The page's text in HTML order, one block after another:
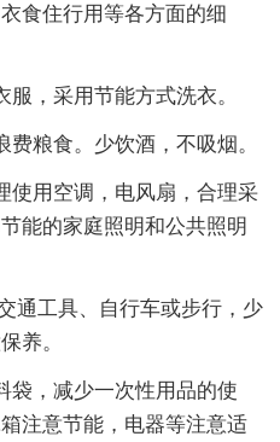
食住行用等各方面的细
，采用节能方式洗衣。
粮食。少饮酒，不吸烟。
使用空调，电风扇，合理采
能的家庭照明和公共照明
通工具、自行车或步行，少
养。
袋，减少一次性用品的使
注意节能，电器等注意适